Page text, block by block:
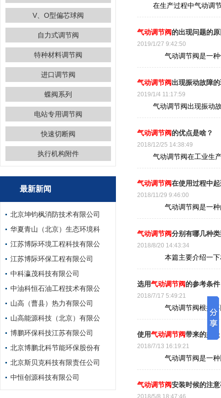
V、O型偏芯球阀
自力式调节阀
特种材料调节阀
进口调节阀
蝶阀系列
电站专用调节阀
快速切断阀
执行机构附件
最新新闻
北京坤钧枫消防技术有限公司
华夏青山（北京）生态环境科
江苏博际环境工程科技有限公
江苏博际环保工程有限公司
中科瀛茂科技有限公司
中油科恒石油工程技术有限公
山高（曹县）热力有限公司
山高能源科技（北京）有限公
博鹏环保科技江苏有限公司
北京博鹏北科节能环保股份有
北京斯贝克科技有限责任公司
中恒创源科技有限公司
在生产过程中气动调节
气动调节阀的出现问题的
2019/1/27 9:42:50
气动调节阀是一种仪
气动调节阀出现振动故障
2019/1/4 11:17:59
气动调节阀出现振动故
气动调节阀的优点是啥？
2018/12/25 14:38:49
气动调节阀在工业生产
气动调节阀在使用过程中
2018/11/29 9:46:00
气动调节阀是一种由
气动调节阀分别有哪几种
2018/8/20 14:43:34
本篇主要介绍一下相
选用气动调节阀的参考条件
2018/7/17 5:49:21
气动调节阀根据不同
使用气动调节阀带来的好处
2018/7/13 16:19:21
气动调节阀是一种比
气动调节阀安装时候的注
2018/5/8 18:47:46